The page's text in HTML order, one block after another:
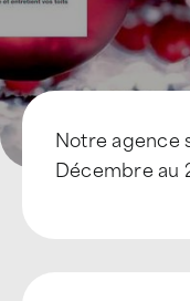
Notre agence
Décembre au